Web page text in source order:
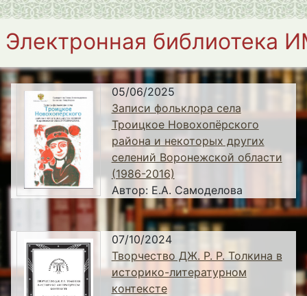
Электронная библиотека
05/06/2025
Записи фольклора села
Троицкое Новохопёрского
района и некоторых других
селений Воронежской области
(1986-2016)
Автор: Е.А. Самоделова
07/10/2024
Творчество ДЖ. Р. Р. Толкина в
историко-литературном
контексте